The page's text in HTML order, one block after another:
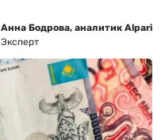
Анна Бодрова, аналитик Alpari
Эксперт